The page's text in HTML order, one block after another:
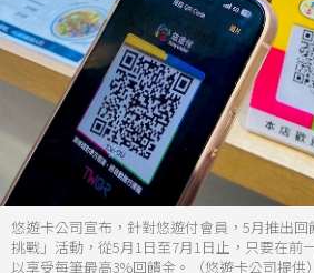
悠遊卡公司宣布，針對悠遊付會員，5月推出
挑戰」活動，從5月1日至7月1日止，只要在前
以享受每筆最高3%回饋金。（悠遊卡公司提供）